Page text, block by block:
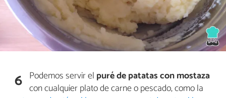
6 Podemos servir el puré de patatas con mostaza
con cualquier plato de carne o pescado, como la